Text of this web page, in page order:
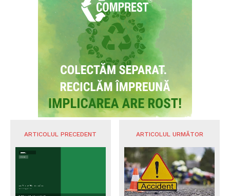
ARTICOLUL PRECEDENT ARTICOLUL URMĂTOR